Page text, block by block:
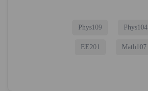
Phys104
Phys109
Math107
EE201